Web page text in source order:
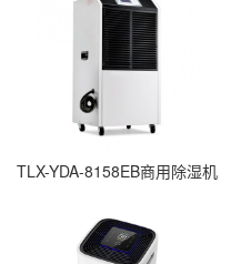
TLX-YDA-8158EB商用除湿机